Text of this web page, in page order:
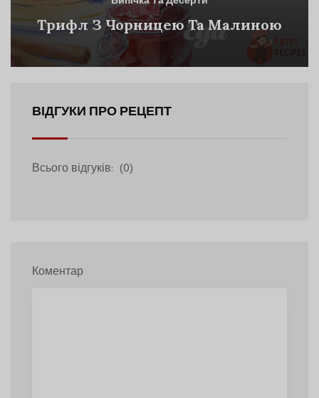
Трифл З Чорницею Та Малиною
ВІДГУКИ ПРО РЕЦЕПТ
Всього відгуків: (0)
Коментар